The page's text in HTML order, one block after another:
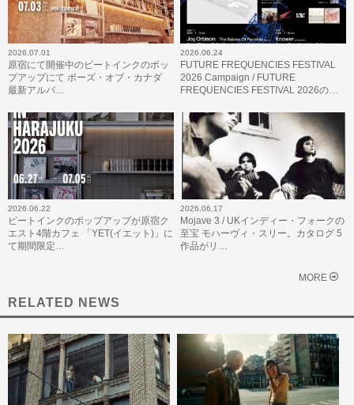
2026.07.01
原宿にて開催中のビートインクのポッ
プアップにて ボーズ・オブ・カナダ
最新アルバ…
2026.06.24
FUTURE FREQUENCIES FESTIVAL
2026 Campaign / FUTURE
FREQUENCIES FESTIVAL 2026の…
2026.06.22
ビートインクのポップアップが原宿ク
エスト4階カフェ 「YET(イエット)」に
て期間限定…
2026.06.17
Mojave 3 / UKインディー・フォークの
至宝 モハーヴィ・スリー。カタログ 5
作品がリ…
MORE
RELATED NEWS